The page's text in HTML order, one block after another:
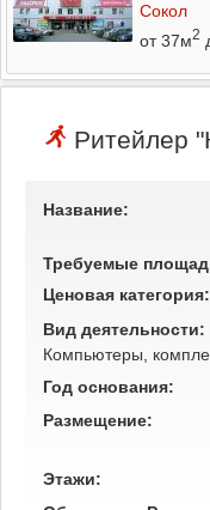
Сокол
от 37м2
Ритейлер
Название:
Требуемые
Ценовая категория:
Вид деятельности:
Компьютеры,
Год основания:
Размещение:
Этажи: